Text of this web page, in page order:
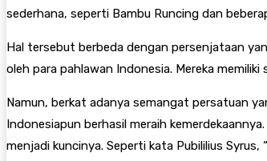
sederhana, seperti Bambu Runcing dan
Hal tersebut berbeda dengan persenjataan
oleh para pahlawan Indonesia. Mereka
Namun, berkat adanya semangat persatuan
Indonesiapun berhasil meraih
menjadi kuncinya. Seperti kata Pubililius Syrus,